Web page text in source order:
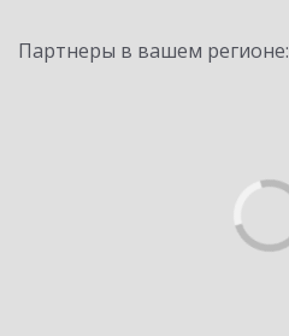
Партнеры в вашем регионе: